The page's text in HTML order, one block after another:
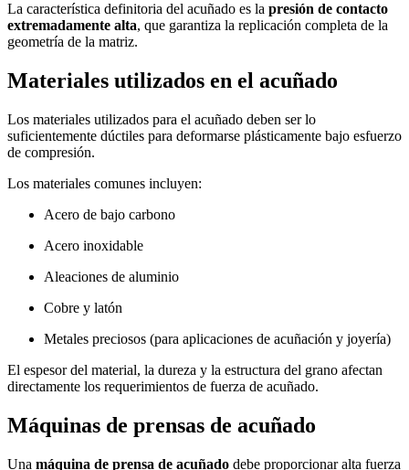
La característica definitoria del acuñado es la presión de contacto
extremadamente alta, que garantiza la replicación completa de la
geometría de la matriz.
Materiales utilizados en el acuñado
Los materiales utilizados para el acuñado deben ser lo
suficientemente dúctiles para deformarse plásticamente bajo esfuerzo
de compresión.
Los materiales comunes incluyen:
Acero de bajo carbono
Acero inoxidable
Aleaciones de aluminio
Cobre y latón
Metales preciosos (para aplicaciones de acuñación y joyería)
El espesor del material, la dureza y la estructura del grano afectan
directamente los requerimientos de fuerza de acuñado.
Máquinas de prensas de acuñado
Una máquina de prensa de acuñado debe proporcionar alta fuerza